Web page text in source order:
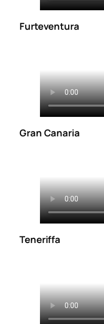
Furteventura
Gran Canaria
Teneriffa